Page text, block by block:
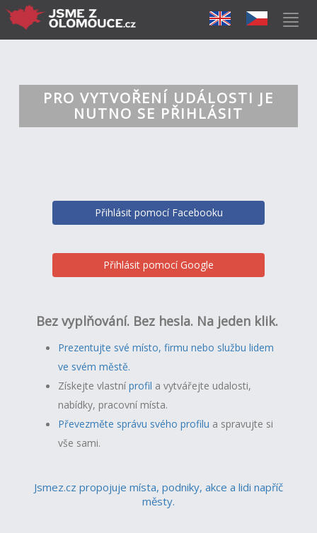
PRO VYTVOŘENÍ UDÁLOSTI JE
NUTNO SE PŘIHLÁSIT
Přihlásit pomocí Facebooku
Přihlásit pomocí Google
Bez vyplňování. Bez hesla. Na jeden klik.
Prezentujte své místo, firmu nebo službu lidem
ve svém městě.
Získejte vlastníprofil a vytvářejte udalosti,
nabídky, pracovní místa.
Převezměte správu svého profilu a spravujte si
vše sami.
Jsmez.cz propojuje místa, podniky, akce a lidi napříč
městy.